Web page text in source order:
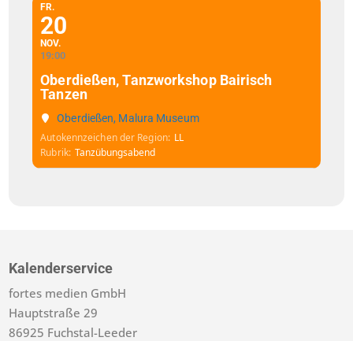
FR.
20
NOV.
19:00
Oberdießen, Tanzworkshop Bairisch
Tanzen
Oberdießen, Malura Museum
Autokennzeichen der Region LL
Rubrik Tanzübungsabend
Kalenderservice
fortes medien GmbH
Hauptstraße 29
86925 Fuchstal-Leeder